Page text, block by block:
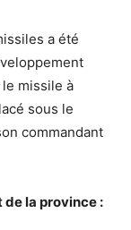
a été
missile à
sous le
commandant
de la province :